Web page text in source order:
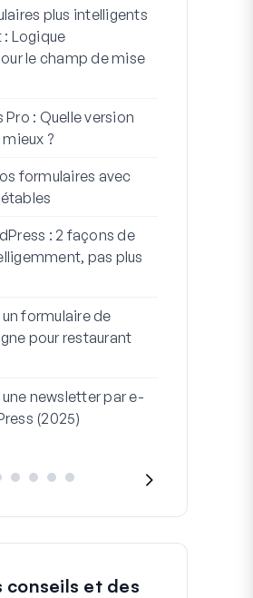
plus intelligents
Logique
le champ de mise
Pro : Quelle version
?
formulaires avec
: 2 façons de
pas plus
formulaire de
pour restaurant
newsletter par e-
(2025)
conseils et des